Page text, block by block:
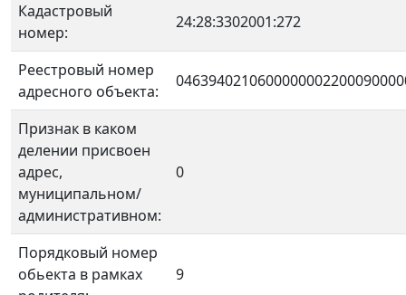
Кадастровый
номер:
24:28:3302001:272
Реестровый номер
адресного объекта:
Признак в каком
делении присвоен
адрес,
муниципальном/
административном:
0
Порядковый номер
обьекта в рамках
9